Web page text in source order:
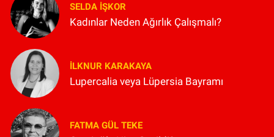
SELDA İŞKOR
Kadınlar Neden Ağırlık Çalışmalı?
İLKNUR KARAKAYA
Lupercalia veya Lüpersia Bayramı
FATMA GÜL TEKE